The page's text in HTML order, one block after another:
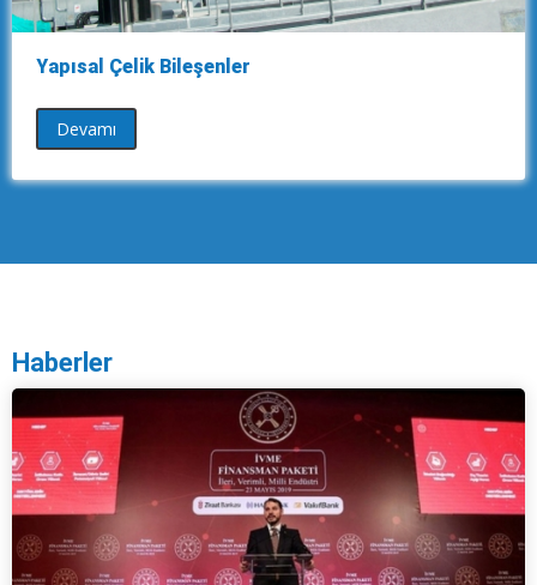
Yapısal Çelik Bileşenler
Devamı
Haberler